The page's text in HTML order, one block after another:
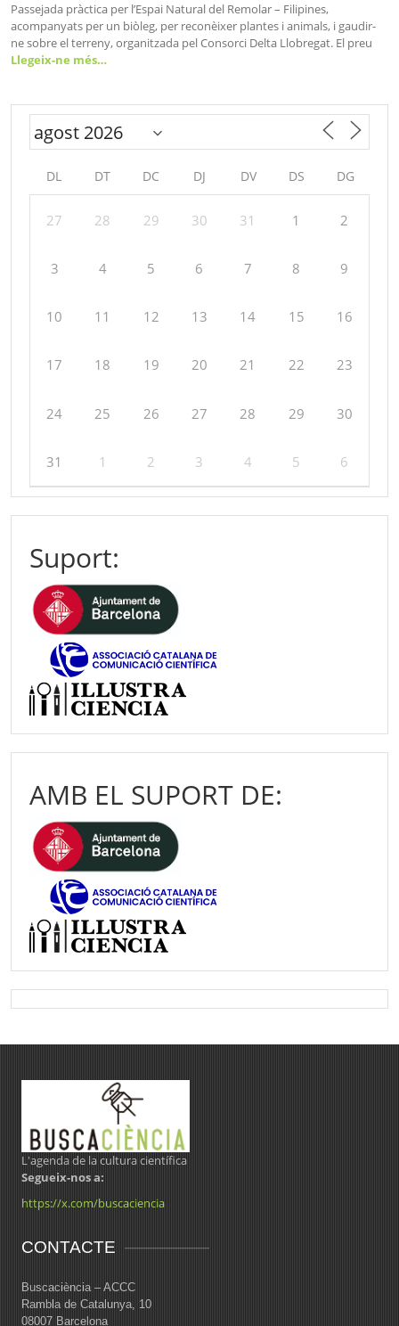
Passejada pràctica per l’Espai Natural del Remolar – Filipines,
acompanyats per un biòleg, per reconèixer plantes i animals, i gaudir-
ne sobre el terreny, organitzada pel Consorci Delta Llobregat. El preu
Llegeix-ne més…
DL DT DC DJ DV DS DG
27 28 29 30 31 1 2
3 4 5 6 7 8 9
10 11 12 13 14 15 16
17 18 19 20 21 22 23
24 25 26 27 28 29 30
31 1 2 3 4 5 6
Suport:
AMB EL SUPORT DE:
L'agenda de la cultura científica
Segueix-nos a:
https://x.com/buscaciencia
CONTACTE
Buscaciència – ACCC
Rambla de Catalunya, 10
08007 Barcelona